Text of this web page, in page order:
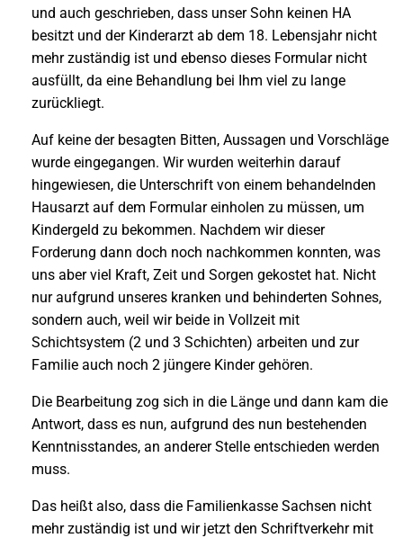
und auch geschrieben, dass unser Sohn keinen HA
besitzt und der Kinderarzt ab dem 18. Lebensjahr nicht
mehr zuständig ist und ebenso dieses Formular nicht
ausfüllt, da eine Behandlung bei Ihm viel zu lange
zurückliegt.
Auf keine der besagten Bitten, Aussagen und Vorschläge
wurde eingegangen. Wir wurden weiterhin darauf
hingewiesen, die Unterschrift von einem behandelnden
Hausarzt auf dem Formular einholen zu müssen, um
Kindergeld zu bekommen. Nachdem wir dieser
Forderung dann doch noch nachkommen konnten, was
uns aber viel Kraft, Zeit und Sorgen gekostet hat. Nicht
nur aufgrund unseres kranken und behinderten Sohnes,
sondern auch, weil wir beide in Vollzeit mit
Schichtsystem (2 und 3 Schichten) arbeiten und zur
Familie auch noch 2 jüngere Kinder gehören.
Die Bearbeitung zog sich in die Länge und dann kam die
Antwort, dass es nun, aufgrund des nun bestehenden
Kenntnisstandes, an anderer Stelle entschieden werden
muss.
Das heißt also, dass die Familienkasse Sachsen nicht
mehr zuständig ist und wir jetzt den Schriftverkehr mit